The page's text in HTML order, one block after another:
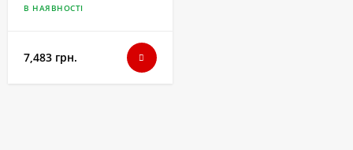
В НАЯВНОСТІ
7,483 грн.